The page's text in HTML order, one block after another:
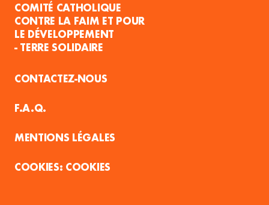
COMITÉ CATHOLIQUE
CONTRE LA FAIM ET POUR
LE DÉVELOPPEMENT
- TERRE SOLIDAIRE
CONTACTEZ-NOUS
F.A.Q.
MENTIONS LÉGALES
COOKIES